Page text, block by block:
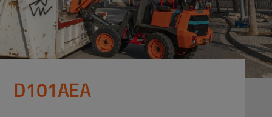
D101AEA